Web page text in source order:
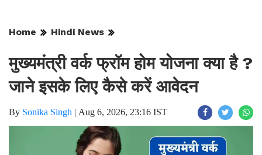
Home Hindi News
मुख्यमंत्री वर्क फ्रॉम होम योजना क्या है ?
जाने इसके लिए कैसे करें आवेदन
By Sonika Singh | Aug 6, 2026, 23:16 IST